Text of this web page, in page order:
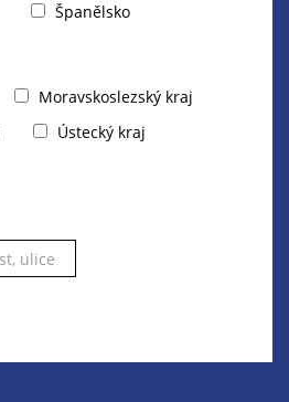
Španělsko
Moravskoslezský kraj
Ústecký kraj